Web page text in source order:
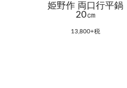
姫野作 両口行平鍋
20㎝
13,800+税